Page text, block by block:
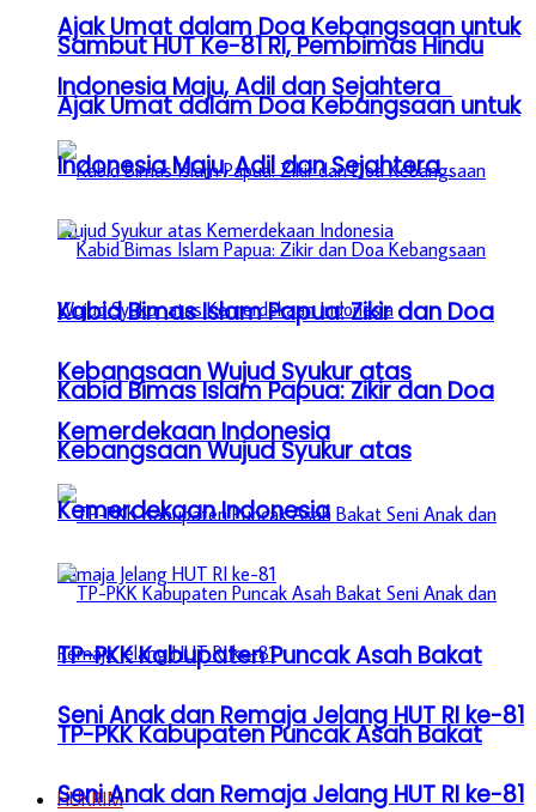
Ajak Umat dalam Doa Kebangsaan untuk
Indonesia Maju, Adil dan Sejahtera
Kabid Bimas Islam Papua: Zikir dan Doa
Kebangsaan Wujud Syukur atas
Kemerdekaan Indonesia
TP-PKK Kabupaten Puncak Asah Bakat
Seni Anak dan Remaja Jelang HUT RI ke-81
HUKRIM
Sambut HUT Ke-81 RI, Pembimas Hindu
Ajak Umat dalam Doa Kebangsaan untuk
Indonesia Maju, Adil dan Sejahtera
Kabid Bimas Islam Papua: Zikir dan Doa
Kebangsaan Wujud Syukur atas
Kemerdekaan Indonesia
TP-PKK Kabupaten Puncak Asah Bakat
Seni Anak dan Remaja Jelang HUT RI ke-81